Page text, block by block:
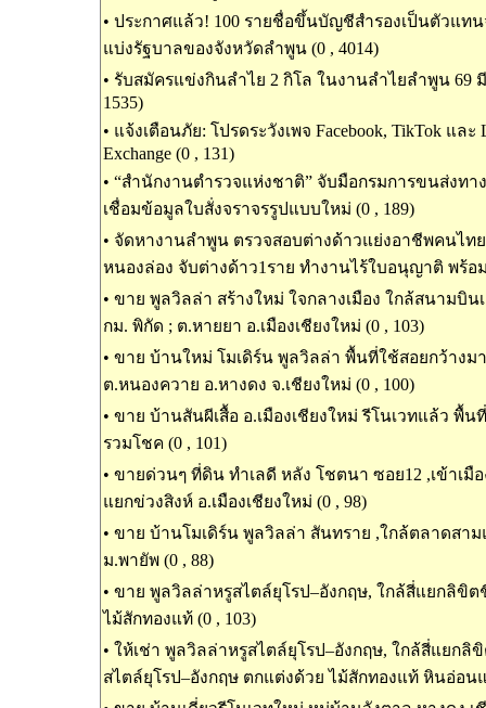
• ประกาศแล้ว! 100 รายชื่อขึ้นบัญชีสำรองเป็นตัวแท
แบ่งรัฐบาลของจังหวัดลำพูน (0 , 4014)
• รับสมัครแข่งกินลำไย 2 กิโล ในงานลำไยลำพูน 69 มี
1535)
• แจ้งเตือนภัย: โปรดระวังเพจ Facebook, TikTok และ
Exchange (0 , 131)
• “สำนักงานตำรวจแห่งชาติ” จับมือกรมการขนส่งทา
เชื่อมข้อมูลใบสั่งจราจรรูปแบบใหม่ (0 , 189)
• จัดหางานลำพูน ตรวจสอบต่างด้าวแย่งอาชีพคนไท
หนองล่อง จับต่างด้าว1ราย ทำงานไร้ใบอนุญาติ พร้อ
• ขาย พูลวิลล่า สร้างใหม่ ใจกลางเมือง ใกล้สนามบิน
กม. พิกัด ; ต.หายยา อ.เมืองเชียงใหม่ (0 , 103)
• ขาย บ้านใหม่ โมเดิร์น พูลวิลล่า พื้นที่ใช้สอยกว้างม
ต.หนองควาย อ.หางดง จ.เชียงใหม่ (0 , 100)
• ขาย บ้านสันผีเสื้อ อ.เมืองเชียงใหม่ รีโนเวทแล้ว พื้น
รวมโชค (0 , 101)
• ขายด่วนๆ ที่ดิน ทำเลดี หลัง โชตนา ซอย12 ,เข้าเมือ
แยกข่วงสิงห์ อ.เมืองเชียงใหม่ (0 , 98)
• ขาย บ้านโมเดิร์น พูลวิลล่า สันทราย ,ใกล้ตลาดสาม
ม.พายัพ (0 , 88)
• ขาย พูลวิลล่าหรูสไตล์ยุโรป–อังกฤษ, ใกล้สี่แยกลิขิ
ไม้สักทองแท้ (0 , 103)
• ให้เช่า พูลวิลล่าหรูสไตล์ยุโรป–อังกฤษ, ใกล้สี่แยกลิ
สไตล์ยุโรป–อังกฤษ ตกแต่งด้วย ไม้สักทองแท้ หินอ่อน